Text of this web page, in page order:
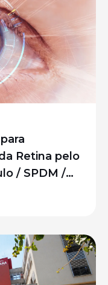
Retina pelo
/ SPDM /